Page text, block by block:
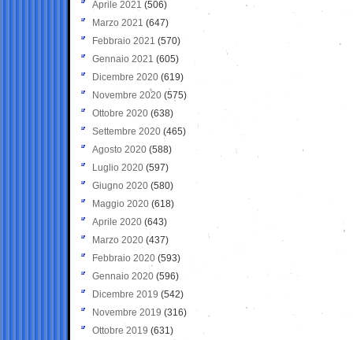
Aprile 2021 (506)
Marzo 2021 (647)
Febbraio 2021 (570)
Gennaio 2021 (605)
Dicembre 2020 (619)
Novembre 2020 (575)
Ottobre 2020 (638)
Settembre 2020(465)
Agosto 2020 (588)
Luglio 2020 (597)
Giugno 2020 (580)
Maggio 2020 (618)
Aprile 2020 (643)
Marzo 2020 (437)
Febbraio 2020 (593)
Gennaio 2020 (596)
Dicembre 2019 (542)
Novembre 2019 (316)
Ottobre 2019 (631)